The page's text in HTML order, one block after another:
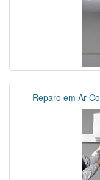
Reparo em Ar